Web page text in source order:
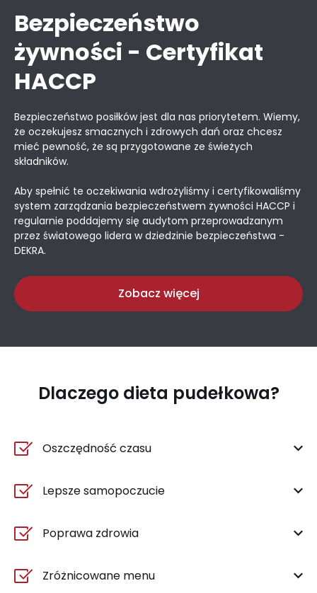
Bezpieczeństwo
żywności - Certyfikat
HACCP
Bezpieczeństwo posiłków jest dla nas priorytetem. Wiemy,
że oczekujesz smacznych i zdrowych dań oraz chcesz
mieć pewność, że są przygotowane ze świeżych
składników.
Aby spełnić te oczekiwania wdrożyliśmy i certyfikowaliśmy
system zarządzania bezpieczeństwem żywności HACCP i
regularnie poddajemy się audytom przeprowadzanym
przez światowego lidera w dziedzinie bezpieczeństwa -
DEKRA.
Zobacz więcej
Dlaczego dieta pudełkowa?
Oszczędność czasu
Lepsze samopoczucie
Poprawa zdrowia
Zróżnicowane menu